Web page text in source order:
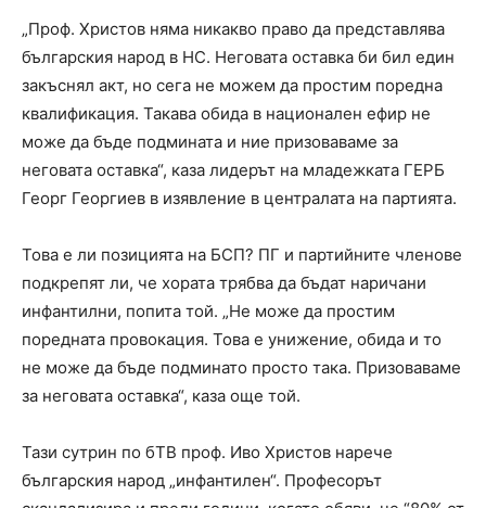
„Проф. Христов няма никакво право да представлява
българския народ в НС. Неговата оставка би бил един
закъснял акт, но сега не можем да простим поредна
квалификация. Такава обида в национален ефир не
може да бъде подмината и ние призоваваме за
неговата оставка“, каза лидерът на младежката ГЕРБ
Георг Георгиев в изявление в централата на партията.
Това е ли позицията на БСП? ПГ и партийните членове
подкрепят ли, че хората трябва да бъдат наричани
инфантилни, попита той. „Не може да простим
поредната провокация. Това е унижение, обида и то
не може да бъде подминато просто така. Призоваваме
за неговата оставка“, каза още той.
Тази сутрин по бТВ проф. Иво Христов нарече
българския народ „инфантилен“. Професорът